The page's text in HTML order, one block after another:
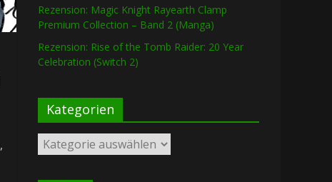
,
Rezension: Magic Knight Rayearth Clamp
Premium Collection – Band 2 (Manga)
Rezension: Rise of the Tomb Raider: 20 Year
Celebration (Switch 2)
Kategorien
Kategorien